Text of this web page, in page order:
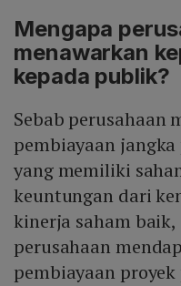
Mengapa
menawarkan
kepada publik?
Sebab perusahaan
pembiayaan
yang memiliki
keuntungan dari
kinerja saham
perusahaan
pembiayaan